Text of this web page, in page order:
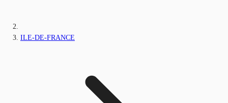
ILE-DE-FRANCE